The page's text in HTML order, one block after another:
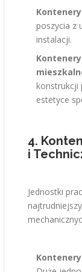
poszycia z
instalacji.
Kontenery
konstrukcji
estetyce
4.
i
Jednostki